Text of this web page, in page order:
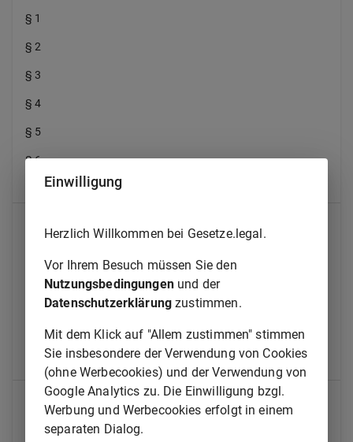
§ 1
§ 2
§ 3
§ 4
§ 5
§ 6
§ 10
§ 11
Kapitel III
Öffentliches Recht
Einwilligung
Herzlich Willkommen bei Gesetze.legal.
Vor Ihrem Besuch müssen Sie den
Nutzungsbedingungenund der
Datenschutzerklärung zustimmen.
Mit dem Klick auf "Allem zustimmen" stimmen
Sie insbesondere der Verwendung von Cookies
(ohne Werbecookies) und der Verwendung von
Google Analytics zu. Die Einwilligung bzgl.
Werbung und Werbecookies erfolgt in einem
separaten Dialog.